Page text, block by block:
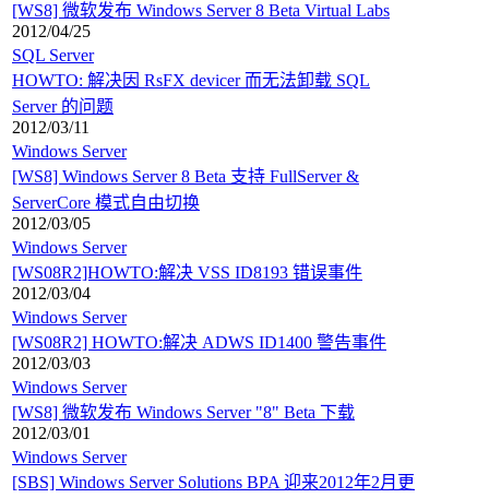
[WS8] 微软发布 Windows Server 8 Beta Virtual Labs
2012/04/25
SQL Server
HOWTO: 解决因 RsFX devicer 而无法卸载 SQL
Server 的问题
2012/03/11
Windows Server
[WS8] Windows Server 8 Beta 支持 FullServer &
ServerCore 模式自由切换
2012/03/05
Windows Server
[WS08R2]HOWTO:解决 VSS ID8193 错误事件
2012/03/04
Windows Server
[WS08R2] HOWTO:解决 ADWS ID1400 警告事件
2012/03/03
Windows Server
[WS8] 微软发布 Windows Server "8" Beta 下载
2012/03/01
Windows Server
[SBS] Windows Server Solutions BPA 迎来2012年2月更